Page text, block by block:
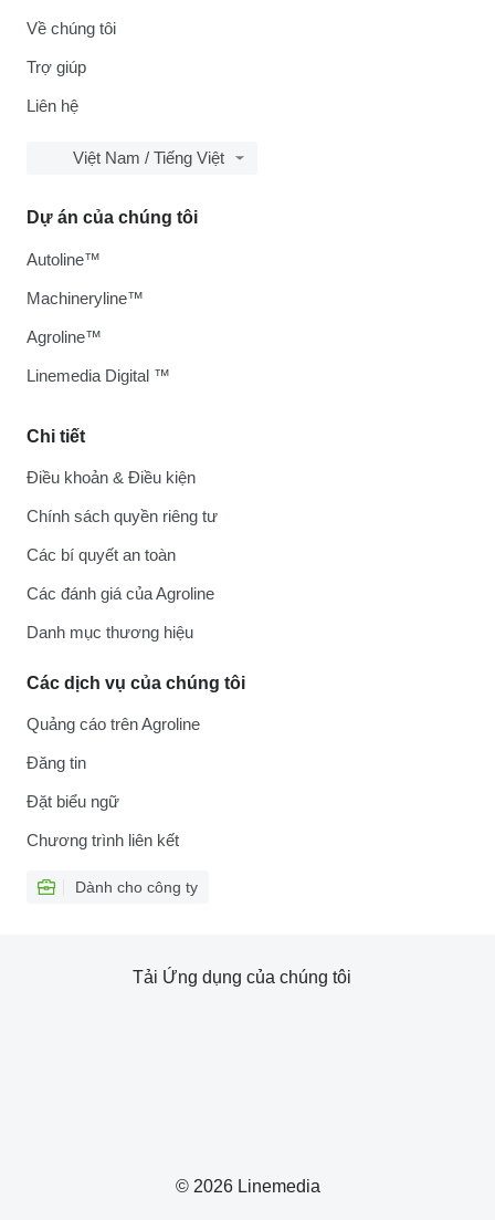
Về chúng tôi
Trợ giúp
Liên hệ
Việt Nam / Tiếng Việt
Chi tiết
Điều khoản & Điều kiện
Chính sách quyền riêng tư
Các bí quyết an toàn
Các đánh giá của Agroline
Danh mục thương hiệu
Các dịch vụ của chúng tôi
Quảng cáo trên Agroline
Đăng tin
Đặt biểu ngữ
Chương trình liên kết
Dành cho công ty
Dự án của chúng tôi
Autoline™
Machineryline™
Agroline™
Linemedia Digital ™
© 2026 Linemedia
Tải Ứng dụng của chúng tôi